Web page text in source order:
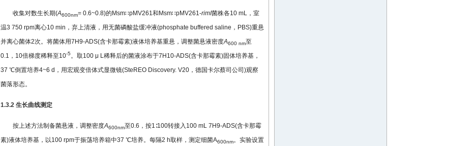
收集对数生长期(A600nm= 0.6~0.8)的Msm∷pMV261和Msm∷pMV261-rimI菌株各10 mL，室
温3 750 rpm离心10 min，弃上清液，用无菌磷酸盐缓冲液(phosphate buffered saline，PBS)重悬
并离心菌体2次。将菌体用7H9-ADS(含卡那霉素)液体培养基重悬，调整菌悬液密度A600 nm至
0.1，10倍梯度稀释至10-5。取100 μ L稀释后的菌液涂布于7H10-ADS(含卡那霉素)固体培养基，
37 ℃倒置培养4~6 d，用宏观变倍体式显微镜(SteREO Discovery. V20，德国卡尔蔡司公司)观察
菌落形态。
1.3.2 生长曲线测定
按上述方法制备菌悬液，调整密度A600nm至0.6，按1∶100转接入100 mL 7H9-ADS(含卡那霉
素)液体培养基，以100 rpm于振荡培养箱中37 ℃培养。每隔2 h取样，测定细菌A600nm。实验设置